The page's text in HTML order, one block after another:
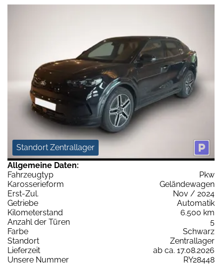
Standort Zentrallager
Allgemeine Daten:
Fahrzeugtyp
Pkw
Karosserieform
Geländewagen
Erst-Zul.
Nov / 2024
Getriebe
Automatik
Kilometerstand
6.500 km
Anzahl der Türen
5
Farbe
Schwarz
Standort
Zentrallager
Lieferzeit
ab ca. 17.08.2026
Unsere Nummer
RY28448